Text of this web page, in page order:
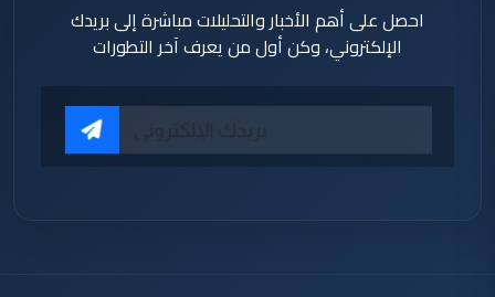
احصل على أهم الأخبار والتحليلات مباشرة إلى بريدك
الإلكتروني، وكن أول من يعرف آخر التطورات